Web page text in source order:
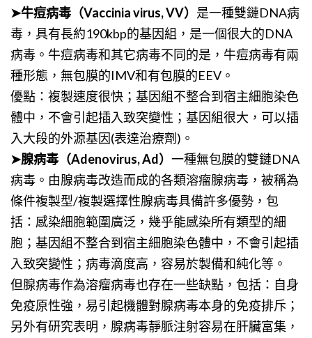
➤牛痘病毒（Vaccinia virus, VV） 是一種雙鏈DNA病
毒，具有長約190kbp的基因組，是一個很大的DNA
病毒。牛痘病毒和其它病毒不同的是，牛痘病毒有兩
種形態，無包膜的IMV和有包膜的EEV。
優點：複製速度很快；基因組不整合到宿主細胞染色
體中，不會引起插入致突變性；基因組很大，可以插
入大段的外源基因(表達治療劑)。
➤腺病毒（Adenovirus, Ad） 一種無包膜的雙鏈DNA
病毒。由腺病毒改造而成的各類溶瘤腺病毒，被稱為
條件複製型/複製選擇性腺病毒具備許多優勢，包
括：感染細胞範圍廣泛，幾乎能感染所有類型的細
胞；基因組不整合到宿主細胞染色體中，不會引起插
入致突變性；病毒滴度高，容易於製備和純化等。
但腺病毒作為溶瘤病毒也存在一些缺點，包括：自身
免疫原性強，易引起機體對腺病毒本身的免疫排斥；
另外有研究表明，腺病毒靜脈注射容易在肝臟富集，